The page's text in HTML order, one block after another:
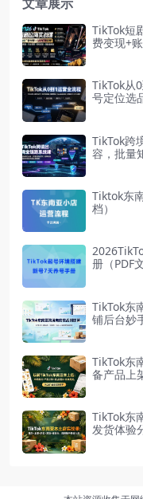
TikTok短
费变现+
TikTok从
号定位选
TikTok跨
容，批量
Tiktok东
档）
册（PDF
TikTok东
铺后台妙
TikTok东
备产品上
TikTok东
发货体验